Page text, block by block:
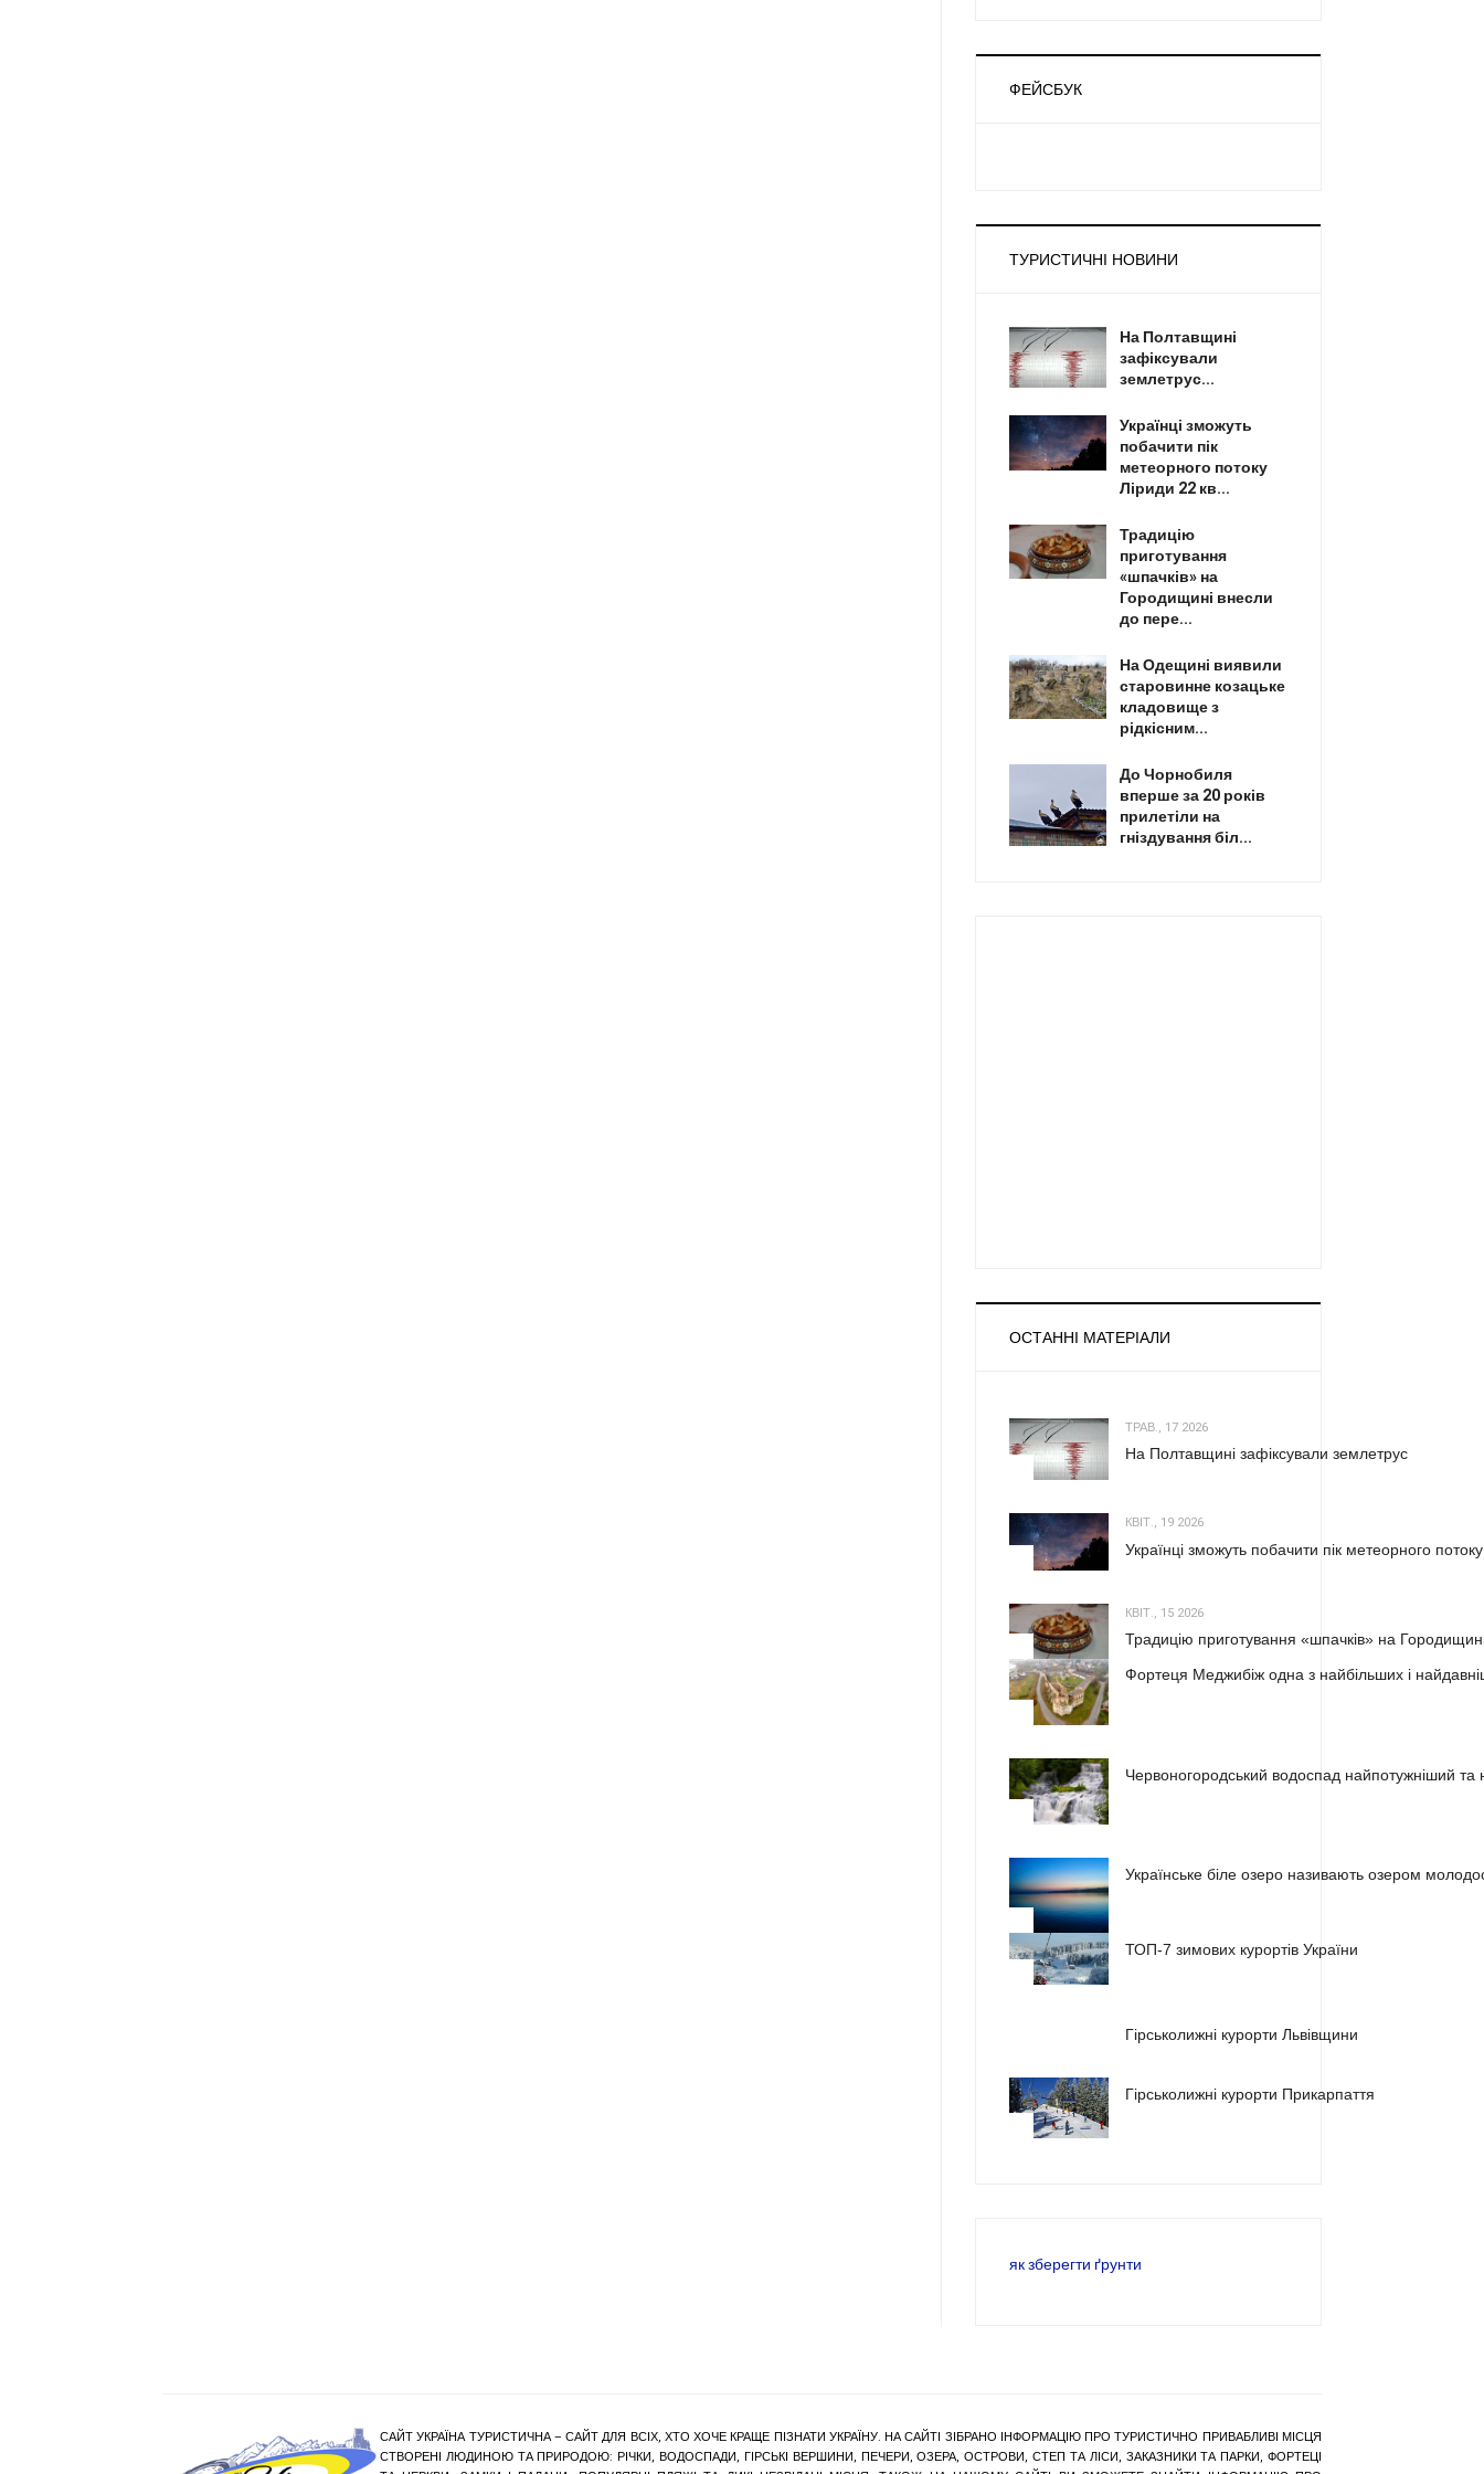
ФЕЙСБУК
ТУРИСТИЧНІ НОВИНИ
На Полтавщині
зафіксували
землетрус...
Українці зможуть
побачити пік
метеорного потоку
Ліриди 22 кв...
Традицію
приготування
«шпачків» на
Городищині внесли
до пере...
На Одещині виявили
старовинне козацьке
кладовище з
рідкісним...
До Чорнобиля
вперше за 20 років
прилетіли на
гніздування біл...
ОСТАННІ МАТЕРІАЛИ
ТРАВ., 17 2026
На Полтавщині зафіксували землетрус
КВІТ., 19 2026
Українці зможуть побачити пік метеорного
КВІТ., 15 2026
Традицію приготування «шпачків» на
Фортеця Меджибіж одна з найбільших і
Червоногородський водоспад найпотужніший та
Українське біле озеро називають озером
ТОП-7 зимових курортів України
Гірськолижні курорти Львівщини
Гірськолижні курорти Прикарпаття
як зберегти ґрунти
САЙТ УКРАЇНА ТУРИСТИЧНА – САЙТ ДЛЯ ВСІХ, ХТО ХОЧЕ КРАЩЕ ПІЗНАТИ УКРАЇНУ. НА САЙТІ ЗІБРАНО ІНФОРМАЦІЮ ПРО ТУРИСТИЧНО ПРИВАБЛИВІ МІСЦЯ
СТВОРЕНІ ЛЮДИНОЮ ТА ПРИРОДОЮ: РІЧКИ, ВОДОСПАДИ, ГІРСЬКІ ВЕРШИНИ, ПЕЧЕРИ, ОЗЕРА, ОСТРОВИ, СТЕП ТА ЛІСИ, ЗАКАЗНИКИ ТА ПАРКИ, ФОРТЕЦІ